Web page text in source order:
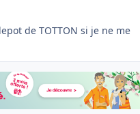
de TOTTON si je ne me